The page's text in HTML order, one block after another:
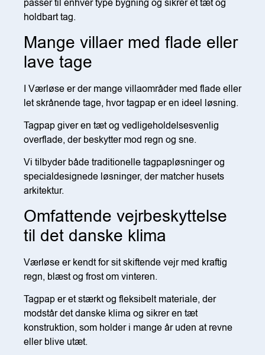
passer til enhver type bygning og sikrer et tæt og
holdbart tag.
Mange villaer med flade eller
lave tage
I Værløse er der mange villaområder med flade eller
let skrånende tage, hvor tagpap er en ideel løsning.
Tagpap giver en tæt og vedligeholdelsesvenlig
overflade, der beskytter mod regn og sne.
Vi tilbyder både traditionelle tagpapløsninger og
specialdesignede løsninger, der matcher husets
arkitektur.
Omfattende vejrbeskyttelse
til det danske klima
Værløse er kendt for sit skiftende vejr med kraftig
regn, blæst og frost om vinteren.
Tagpap er et stærkt og fleksibelt materiale, der
modstår det danske klima og sikrer en tæt
konstruktion, som holder i mange år uden at revne
eller blive utæt.